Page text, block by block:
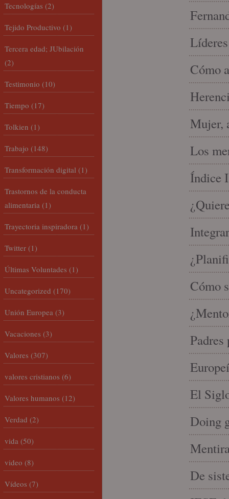
Cómo
Mujer,
Los
Índice
Cómo
Padres
El
Doing
De
Tecnologías (2)
Tejido Productivo (1)
Tercera edad; JUbilación
(2)
Testimonio (10)
Tiempo (17)
Tolkien (1)
Trabajo (148)
Transformación digital (1)
Trastornos de la conducta
alimentaria (1)
Trayectoria inspiradora (1)
Twitter (1)
Últimas Voluntades (1)
Uncategorized (170)
Unión Europea (3)
Vacaciones (3)
Valores (307)
valores cristianos (6)
Valores humanos (12)
Verdad (2)
vida (50)
video (8)
Vídeos (7)